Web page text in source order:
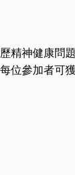
精神健康問
位參加者可